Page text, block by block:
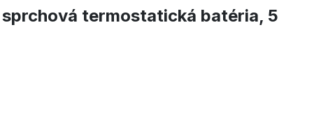
termostatická batéria, 5